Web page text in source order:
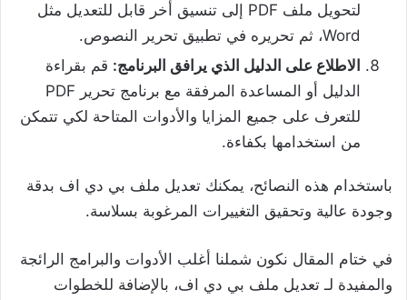
لتحويل ملف PDF إلى تنسيق أخر قابل للتعديل مثل
Word، ثم تحريره في تطبيق تحرير النصوص.
الاطلاع على الدليل الذي يرافق البرنامج: قم بقراءة
الدليل أو المساعدة المرفقة مع برنامج تحرير PDF
للتعرف على جميع المزايا والأدوات المتاحة لكي تتمكن
من استخدامها بكفاءة.
باستخدام هذه النصائح، يمكنك تعديل ملف بي دي اف بدقة
وجودة عالية وتحقيق التغييرات المرغوبة بسلاسة.
في ختام المقال نكون شملنا أغلب الأدوات والبرامج الرائجة
والمفيدة لـ تعديل ملف بي دي اف، بالإضافة للخطوات